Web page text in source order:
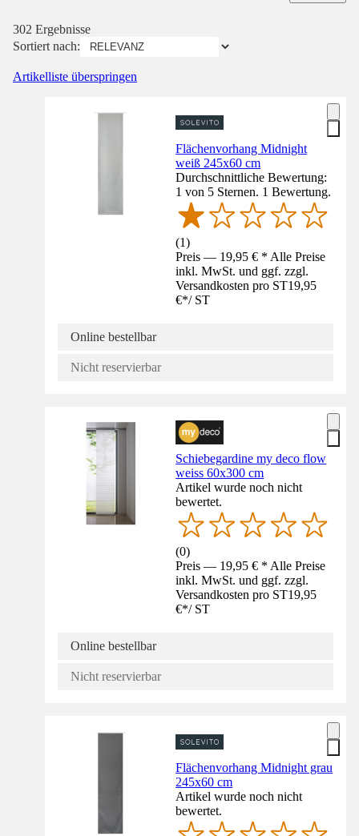
302 Ergebnisse
Sortiert nach:
Artikelliste überspringen
Flächenvorhang Midnight
weiß 245x60 cm
Durchschnittliche Bewertung:
1 von 5 Sternen. 1 Bewertung.
(1)
Preis — 19,95 € * Alle Preise
inkl. MwSt. und ggf. zzgl.
Versandkosten pro ST19,95
€*/ ST
Online bestellbar
Nicht reservierbar
Schiebegardine my deco flow
weiss 60x300 cm
Artikel wurde noch nicht
bewertet.
(0)
Preis — 19,95 € * Alle Preise
inkl. MwSt. und ggf. zzgl.
Versandkosten pro ST19,95
€*/ ST
Online bestellbar
Nicht reservierbar
Flächenvorhang Midnight grau
245x60 cm
Artikel wurde noch nicht
bewertet.